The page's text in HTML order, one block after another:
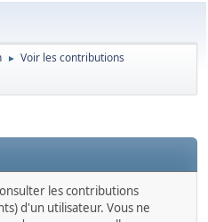
► Voir les contributions
les contributions
d'un utilisateur. Vous ne